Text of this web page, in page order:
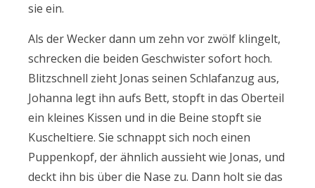
sie ein.
Als der Wecker dann um zehn vor zwölf klingelt,
schrecken die beiden Geschwister sofort hoch.
Blitzschnell zieht Jonas seinen Schlafanzug aus,
Johanna legt ihn aufs Bett, stopft in das Oberteil
ein kleines Kissen und in die Beine stopft sie
Kuscheltiere. Sie schnappt sich noch einen
Puppenkopf, der ähnlich aussieht wie Jonas, und
deckt ihn bis über die Nase zu. Dann holt sie das